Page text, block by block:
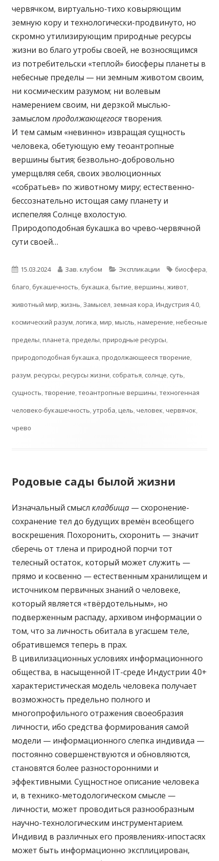
червячком, виртуально-тихо ковыряющим
земную кору и технологически-продвинуто, но
скромно утилизирующим природные ресурсы
жизни во благо утробы своей, не возносящимся
из потребительски «теплой» биосферы планеты в
небесные пределы — ни земным животом своим,
ни космическим разумом; ни волевым
намерением своим, ни дерзкой мыслью-
замыслом продолжающегося творения.
И тем самым «невинно» извращая сущность
человека, обетующую ему теоантропные
вершины бытия; безвольно-добровольно
умерщвляя себя, своих эволюционных
«собратьев» по животному миру; естественно-
бессознательно истощая саму планету и
испепеляя Солнце вхолостую.
Природоподобная букашка во чрево-червячной
сути своей…
Опубликовано
15.03.2024 Автор
Зав. клубом Рубрики
Экспликации Метки
биосфера,
благо, букашечность, букашка, бытие,вершины,живот,
животный мир,жизнь, Замысел, земная кора,Индустрия 4.0,
космический разум,логика,мир,мысль,намерение,небесные
пределы,планета,пределы,природные ресурсы,
природоподобная букашка,продолжающееся творение,
разум,ресурсы,ресурсы жизни, собратья, солнце, суть,
сущность,творение,теоантропные вершины,техногенная
человеко-букашечность,утроба,цель,человек,червячок,
чрево
Родовые сады былой жизни
Изначальный смысл кладбища — схоронение-
сохранение тел до будущих времён всеобщего
воскрешения. Похоронить, схоронить — значит
сберечь от тлена и природной порчи тот
телесный остаток, который может служить —
прямо и косвенно — естественным хранилищем и
источником первичных знаний о человеке,
который является «твёрдотельным», но
подверженным распаду, архивом информации о
том, что за личность обитала в угасшем теле,
обратившемся теперь в прах.
В цивилизационных условиях информационного
общества, в насыщенной IT-среде Индустрии 4.0+
характеристическая модель человека получает
возможность предельно полного и
многопрофильного отражения своеобразия
личности, ибо средства формирования самой
модели — информационного слепка индивида —
постоянно совершенствуются и обновляются,
становятся более разносторонними и
эффективными. Сущностное описание человека
и, в технико-методологическом смысле —
личности, может проводиться разнообразным
научно-технологическим инструментарием.
Индивид в различных его проявлениях-ипостасях
может быть информационно эксплицирован,